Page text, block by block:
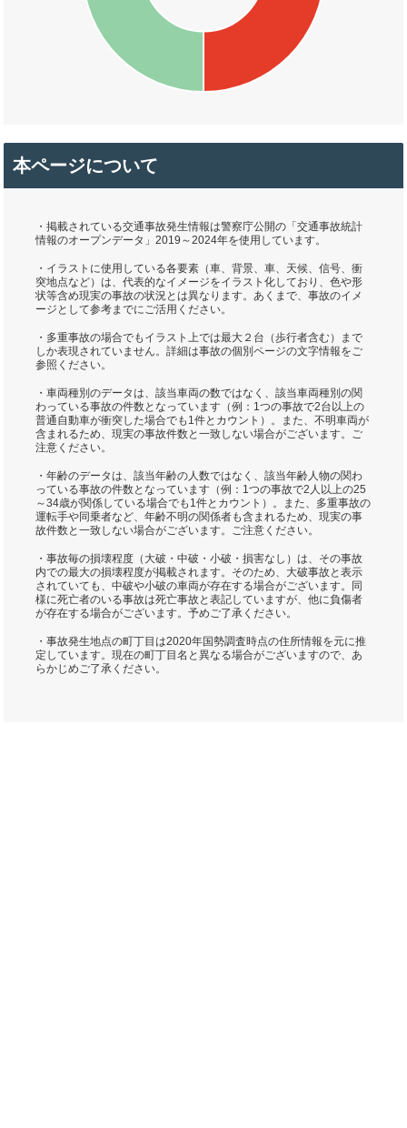
本ページについて
・掲載されている交通事故発生情報は警察庁公開の「交通事故統計
情報のオープンデータ」2019～2024年を使用しています。
・イラストに使用している各要素（車、背景、車、天候、信号、衝
突地点など）は、代表的なイメージをイラスト化しており、色や形
状等含め現実の事故の状況とは異なります。あくまで、事故のイメ
ージとして参考までにご活用ください。
・多重事故の場合でもイラスト上では最大２台（歩行者含む）まで
しか表現されていません。詳細は事故の個別ページの文字情報をご
参照ください。
・車両種別のデータは、該当車両の数ではなく、該当車両種別の関
わっている事故の件数となっています（例：1つの事故で2台以上の
普通自動車が衝突した場合でも1件とカウント）。また、不明車両が
含まれるため、現実の事故件数と一致しない場合がございます。ご
注意ください。
・年齢のデータは、該当年齢の人数ではなく、該当年齢人物の関わ
っている事故の件数となっています（例：1つの事故で2人以上の25
～34歳が関係している場合でも1件とカウント）。また、多重事故の
運転手や同乗者など、年齢不明の関係者も含まれるため、現実の事
故件数と一致しない場合がございます。ご注意ください。
・事故毎の損壊程度（大破・中破・小破・損害なし）は、その事故
内での最大の損壊程度が掲載されます。そのため、大破事故と表示
されていても、中破や小破の車両が存在する場合がございます。同
様に死亡者のいる事故は死亡事故と表記していますが、他に負傷者
が存在する場合がございます。予めご了承ください。
・事故発生地点の町丁目は2020年国勢調査時点の住所情報を元に推
定しています。現在の町丁目名と異なる場合がございますので、あ
らかじめご了承ください。